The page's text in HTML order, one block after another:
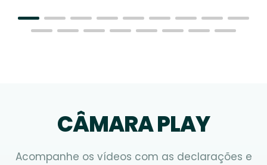
CÂMARA PLAY
Acompanhe os vídeos com as declarações e